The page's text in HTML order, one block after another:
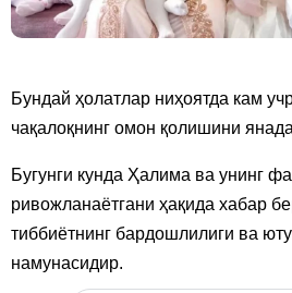
Бундай ҳолатлар ниҳоятда кам
чақалоқнинг омон қолишини
Бугунги кунда Ҳалима ва унинг
ривожланаётгани ҳақида хабар
тиббиётнинг бардошлилиги ва
намунасидир.